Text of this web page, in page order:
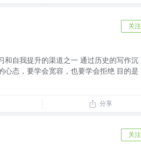
关注
和自我提升的渠道之一 通过历史的写作沉
态，要学会宽容，也要学会拒绝 目的是
分享
关注